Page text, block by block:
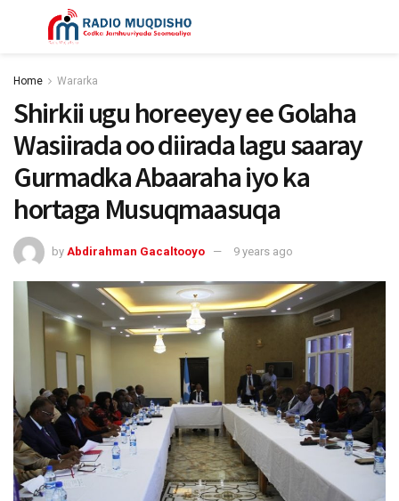
Home Wararka
Shirkii ugu horeeyey ee Golaha
Wasiirada oo diirada lagu saaray
Gurmadka Abaaraha iyo ka
hortaga Musuqmaasuqa
by Abdirahman Gacaltooyo 9 years ago